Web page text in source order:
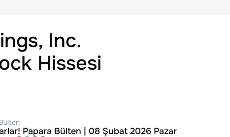
Inc.
Hissesi
Papara Bülten | 08 Şubat 2026 Pazar